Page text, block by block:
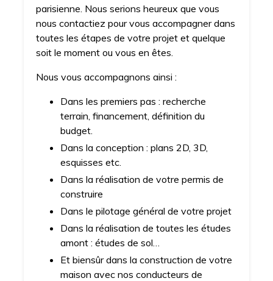
parisienne. Nous serions heureux que vous
nous contactiez pour vous accompagner dans
toutes les étapes de votre projet et quelque
soit le moment ou vous en êtes.
Nous vous accompagnons ainsi :
Dans les premiers pas : recherche
terrain, financement, définition du
budget.
Dans la conception : plans 2D, 3D,
esquisses etc.
Dans la réalisation de votre permis de
construire
Dans le pilotage général de votre projet
Dans la réalisation de toutes les études
amont : études de sol…
Et biensûr dans la construction de votre
maison avec nos conducteurs de